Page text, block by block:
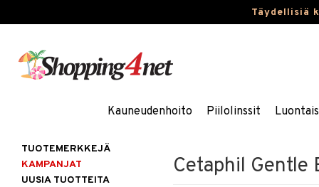
Täydellisiä
Kauneudenhoito Piilolinssit
Cetaphil Gentle
TUOTEMERKKEJÄ
KAMPANJAT
UUSIA TUOTTEITA